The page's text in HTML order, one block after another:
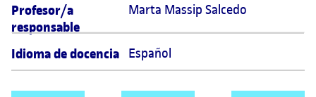
Profesor/a
responsable
Marta Massip Salcedo
Idioma de docencia Español